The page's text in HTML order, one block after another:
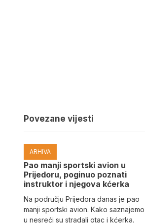
Povezane vijesti
ARHIVA
Pao manji sportski avion u
Prijedoru, poginuo poznati
instruktor i njegova kćerka
Na području Prijedora danas je pao
manji sportski avion. Kako saznajemo
u nesreći su stradali otac i kćerka.